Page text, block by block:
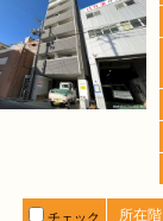
チェック 所在階